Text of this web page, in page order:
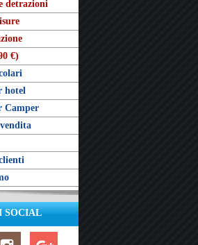
detrazioni
€)
hotel
Camper
SOCIAL